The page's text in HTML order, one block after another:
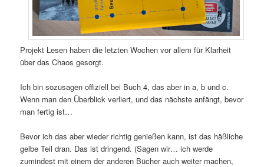
Projekt Lesen haben die letzten Wochen vor allem für Klarheit
über das Chaos gesorgt.
Ich bin sozusagen offiziell bei Buch 4, das aber in a, b und c.
Wenn man den Überblick verliert, und das nächste anfängt, bevor
man fertig ist…
Bevor ich das aber wieder richtig genießen kann, ist das häßliche
gelbe Teil dran. Das ist dringend. (Sagen wir… ich werde
zumindest mit einem der anderen Bücher auch weiter machen,